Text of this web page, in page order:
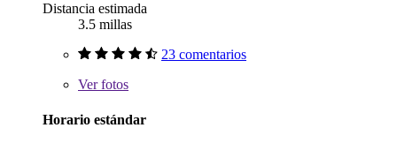
Distancia estimada
3.5 millas
23 comentarios
Verfotos
Horario estándar